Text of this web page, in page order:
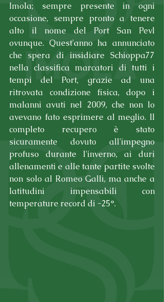
Imola; sempre presente in ogni
occasione, sempre pronto a tenere
alto il nome del Port San Pevl
ovunque. Quest'anno ha annunciato
che spera di insidiare Schioppa77
nella classifica marcatori di tutti i
tempi del Port, grazie ad una
ritrovata condizione fisica, dopo i
malanni avuti nel 2009, che non lo
avevano fato esprimere al meglio. Il
completo recupero è stato
sicuramente dovuto all'impegno
profuso durante l'inverno, ai duri
allenamenti e alle tante partite svolte
non solo al Romeo Galli, ma anche a
latitudini impensabili con
temperature record di -25°.